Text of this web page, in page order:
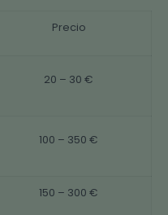
Precio
20 – 30 €
100 – 350 €
150 – 300 €